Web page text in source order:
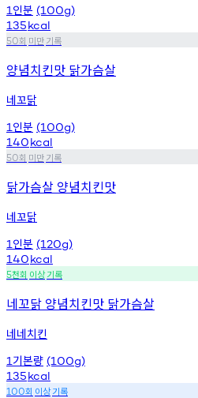
1 인분 (100g)
135kcal
50회 미만기록
양념치킨맛 닭가슴살
네꼬닭
1 인분 (100g)
140kcal
50회 미만기록
닭가슴살 양념치킨맛
네꼬닭
1 인분 (120g)
140kcal
5천회 이상기록
네꼬닭 양념치킨맛 닭가슴살
네네치킨
1 기본량 (100g)
135kcal
100회 이상기록